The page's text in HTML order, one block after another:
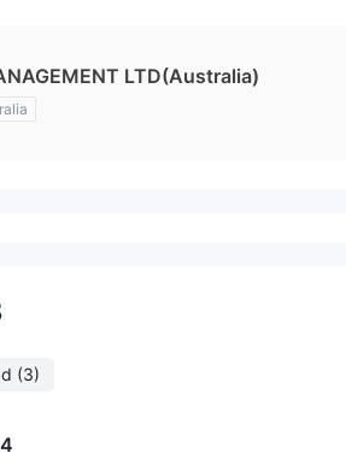
LTD(Australia)
(3)